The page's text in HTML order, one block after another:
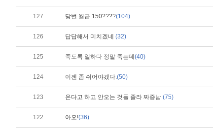
127 당번 월급 150????(104)
126 답답해서 미치겠네 (32)
125 죽도록 일하다 정말 죽는데 (40)
124 이젠 좀 쉬어야겠다.(50)
123 온다고 하고 안오는 것들 졸라 짜증남 (75)
122 아오!(36)